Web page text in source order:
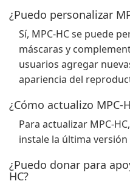
¿Puedo personalizar
Sí, MPC-HC se puede
máscaras y
usuarios agregar
apariencia del
¿Cómo actualizo MPC-
Para actualizar MPC-
instale la última
¿Puedo donar para
HC?